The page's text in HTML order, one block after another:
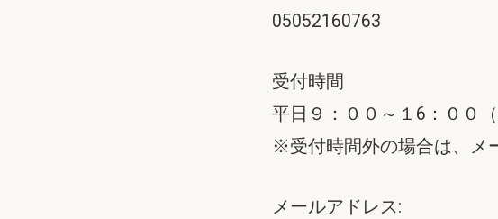
05052160763
受付時間
平日９：００～１6：００（
※受付時間外の場合は、メ
メールアドレス: